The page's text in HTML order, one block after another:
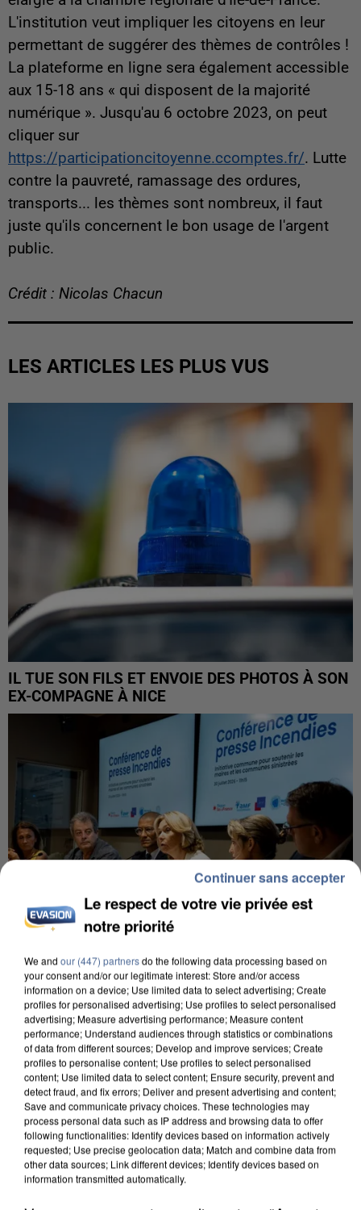
L'institution veut impliquer les citoyens en leur
permettant de suggérer des thèmes de contrôles !
La plateforme en ligne sera également accessible
aux 15-18 ans « qui disposent de la majorité
numérique ». Jusqu'au 6 octobre 2023, on peut
cliquer sur
https://participationcitoyenne.ccomptes.fr/. Lutte
contre la pauvreté, ramassage des ordures,
transports... les thèmes sont nombreux, il faut
juste qu'ils concernent le bon usage de l'argent
public.
Crédit : Nicolas Chacun
LES ARTICLES LES PLUS VUS
IL TUE SON FILS ET ENVOIE DES PHOTOS À SON
EX-COMPAGNE À NICE
INCENDIES : L’ÎLE-DE-FRANCE LANCE UN ÉLAN
DE SOLIDARITÉ AVEC LES...
Le respect de votre vie privée est
notre priorité
We and our (447) partnersdo the following data processing based on
your consent and/or our legitimate interest: Store and/or access
information on a device; Use limited data to select advertising; Create
profiles for personalised advertising; Use profiles to select personalised
advertising; Measure advertising performance; Measure content
performance; Understand audiences through statistics or combinations
of data from different sources; Develop and improve services; Create
profiles to personalise content; Use profiles to select personalised
content; Use limited data to select content; Ensure security, prevent and
detect fraud, and fix errors; Deliver and present advertising and content;
Save and communicate privacy choices. These technologies may
process personal data such as IP address and browsing data to offer
following functionalities: Identify devices based on information actively
requested; Use precise geolocation data; Match and combine data from
other data sources; Link different devices; Identify devices based on
information transmitted automatically.
Continuer sans accepter